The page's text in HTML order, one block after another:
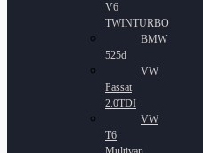
V6
TWINTURBO
BMW
525d
VW
Passat
2.0TDI
VW
T6